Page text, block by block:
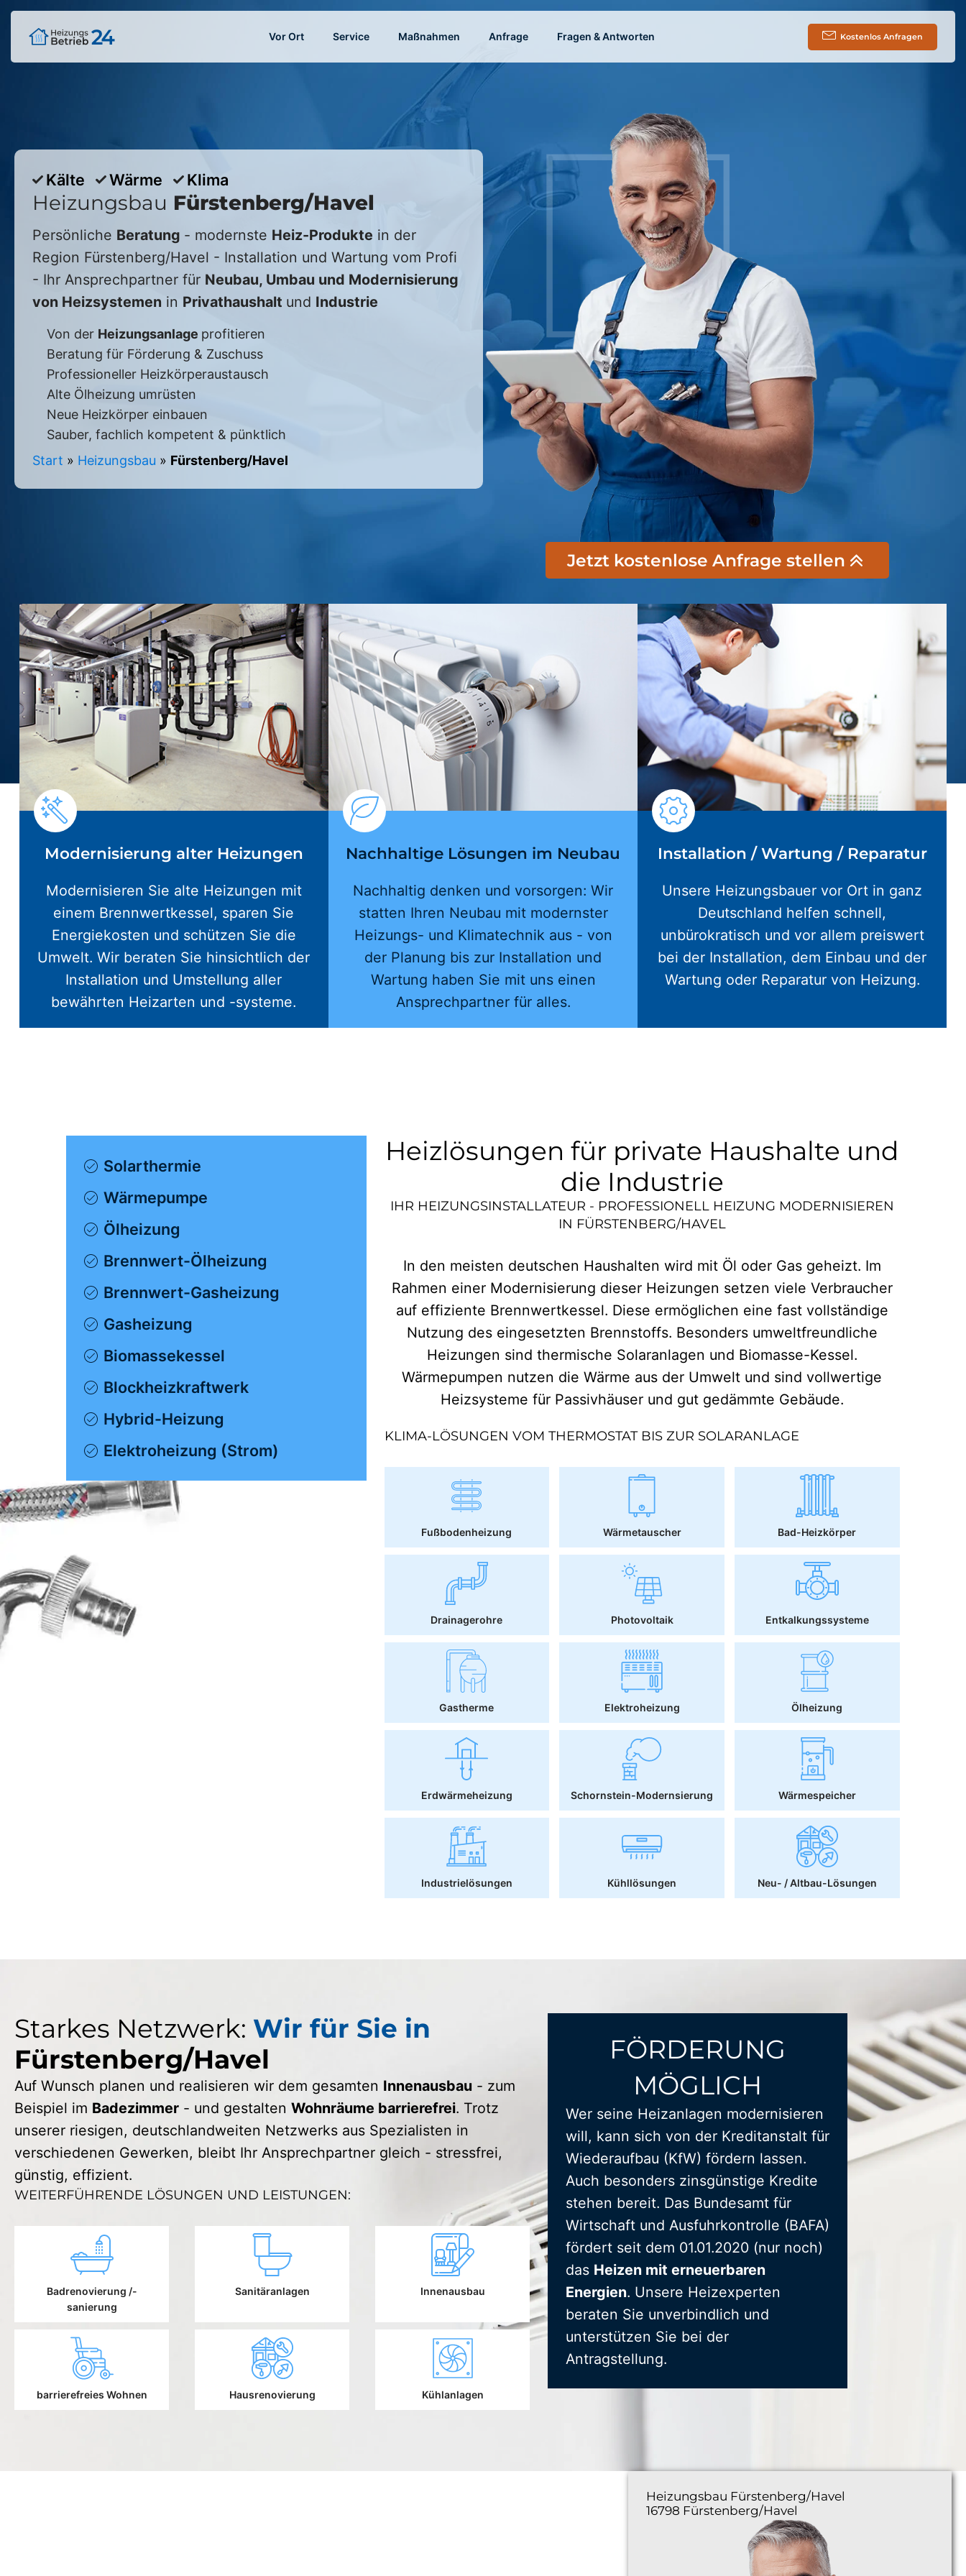
Vor Ort Service Maßnahmen Anfrage Fragen & Antworten Kostenlos Anfragen
Kälte Wärme Klima
Heizungsbau Fürstenberg/Havel
Persönliche Beratung - modernste Heiz-Produkte in der
Region Fürstenberg/Havel - Installation und Wartung vom Profi
- Ihr Ansprechpartner für Neubau, Umbau und Modernisierung
von Heizsystemen in Privathaushalt und Industrie
Von der Heizungsanlage profitieren
Beratung für Förderung & Zuschuss
Professioneller Heizkörperaustausch
Alte Ölheizung umrüsten
Neue Heizkörper einbauen
Sauber, fachlich kompetent & pünktlich
Start » Heizungsbau » Fürstenberg/Havel
Jetzt kostenlose Anfrage stellen
Modernisierung alter Heizungen
Modernisieren Sie alte Heizungen mit
einem Brennwertkessel, sparen Sie
Energiekosten und schützen Sie die
Umwelt. Wir beraten Sie hinsichtlich der
Installation und Umstellung aller
bewährten Heizarten und -systeme.
Nachhaltige Lösungen im Neubau
Nachhaltig denken und vorsorgen: Wir
statten Ihren Neubau mit modernster
Heizungs- und Klimatechnik aus - von
der Planung bis zur Installation und
Wartung haben Sie mit uns einen
Ansprechpartner für alles.
Installation / Wartung / Reparatur
Unsere Heizungsbauer vor Ort in ganz
Deutschland helfen schnell,
unbürokratisch und vor allem preiswert
bei der Installation, dem Einbau und der
Wartung oder Reparatur von Heizung.
Solarthermie
Wärmepumpe
Ölheizung
Brennwert-Ölheizung
Brennwert-Gasheizung
Gasheizung
Biomassekessel
Blockheizkraftwerk
Hybrid-Heizung
Elektroheizung (Strom)
Heizlösungen für private Haushalte und
die Industrie
IHR HEIZUNGSINSTALLATEUR - PROFESSIONELL HEIZUNG MODERNISIEREN
IN FÜRSTENBERG/HAVEL
In den meisten deutschen Haushalten wird mit Öl oder Gas geheizt. Im
Rahmen einer Modernisierung dieser Heizungen setzen viele Verbraucher
auf effiziente Brennwertkessel. Diese ermöglichen eine fast vollständige
Nutzung des eingesetzten Brennstoffs. Besonders umweltfreundliche
Heizungen sind thermische Solaranlagen und Biomasse-Kessel.
Wärmepumpen nutzen die Wärme aus der Umwelt und sind vollwertige
Heizsysteme für Passivhäuser und gut gedämmte Gebäude.
KLIMA-LÖSUNGEN VOM THERMOSTAT BIS ZUR SOLARANLAGE
Fußbodenheizung Wärmetauscher Bad-Heizkörper
Drainagerohre Photovoltaik Entkalkungssysteme
Gastherme Elektroheizung Ölheizung
Erdwärmeheizung Schornstein-Modernsierung Wärmespeicher
Industrielösungen Kühllösungen Neu- / Altbau-Lösungen
Starkes Netzwerk: Wir für Sie in
Fürstenberg/Havel
Auf Wunsch planen und realisieren wir dem gesamten Innenausbau - zum
Beispiel im Badezimmer - und gestalten Wohnräume barrierefrei. Trotz
unserer riesigen, deutschlandweiten Netzwerks aus Spezialisten in
verschiedenen Gewerken, bleibt Ihr Ansprechpartner gleich - stressfrei,
günstig, effizient.
WEITERFÜHRENDE LÖSUNGEN UND LEISTUNGEN:
Badrenovierung /-
sanierung
Sanitäranlagen Innenausbau
barrierefreies Wohnen Hausrenovierung Kühlanlagen
FÖRDERUNG
MÖGLICH
Wer seine Heizanlagen modernisieren
will, kann sich von der Kreditanstalt für
Wiederaufbau (KfW) fördern lassen.
Auch besonders zinsgünstige Kredite
stehen bereit. Das Bundesamt für
Wirtschaft und Ausfuhrkontrolle (BAFA)
fördert seit dem 01.01.2020 (nur noch)
das Heizen mit erneuerbaren
Energien. Unsere Heizexperten
beraten Sie unverbindlich und
unterstützen Sie bei der
Antragstellung.
Heizungsbau Fürstenberg/Havel
16798 Fürstenberg/Havel